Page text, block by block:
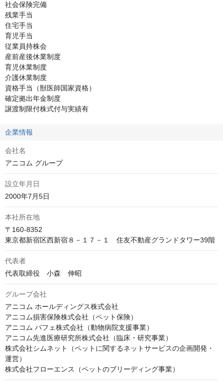
社会保険完備
残業手当
住宅手当
育児手当
従業員持株会
産前産後休業制度
育児休業制度
介護休業制度
資格手当（獣医師国家資格）
確定拠出年金制度
譲渡制限付株式付与実績有
企業情報
会社名
アニコム グループ
設立年月日
2000年7月5日
本社所在地
〒160-8352
東京都新宿区西新宿８－１７－１　住友不動産グランドタワー39階
代表者
代表取締役　小森　伸昭
グループ会社
アニコム ホールディングス株式会社
アニコム損害保険株式会社（ペット保険）
アニコム パフェ株式会社（動物病院支援事業）
アニコム先進医療研究所株式会社（臨床・研究事業）
株式会社シムネット（ペットに関するネットサービスの企画開発・
運営）
株式会社フローエンス（ペットのブリーディング事業）